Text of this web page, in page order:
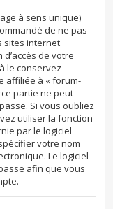
à sens unique)
de ne pas
sites internet
de votre
le conservez
affiliée à « forum-
partie ne peut
Si vous oubliez
utiliser la fonction
par le logiciel
votre nom
Le logiciel
afin que vous